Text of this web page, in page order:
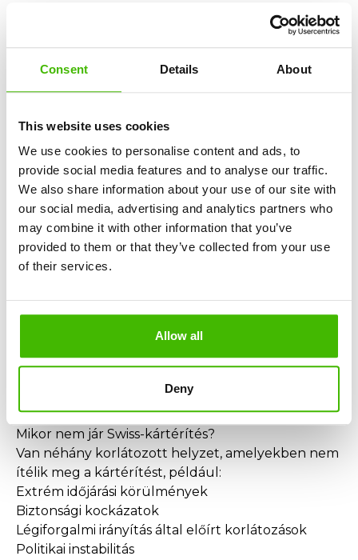
Consent Details About
This website uses cookies
We use cookies to personalise content and ads, to
provide social media features and to analyse our traffic.
We also share information about your use of our site with
our social media, advertising and analytics partners who
may combine it with other information that you’ve
provided to them or that they’ve collected from your use
of their services.
Allow all
Deny
Ha a Swiss megtagadja a fizetést, az AirClaim jogi
csapata mindent intéz, beleértve a jogi lépéseket
is. Nem fizet előre semmit. Nem szükséges jogi
ismeretekre, nem veszít időt.
járat?
Ha egy túlfoglalt Swiss-járat miatt maradt a földön,
törvényes joga van:
A jegy teljes visszatérítéséhez
Alternatív járathoz
Akár 600€ Swiss-kártérítéshez
Elmulasztott egy csatlakozó járatot Swiss-késés
Ha egy Swiss-járat késése miatt elmulasztotta a
csatlakozó járatát, igényelhet:
Kártérítést az egész utazásért
Átirányítást a végállomásra
Mikor nem jár Swiss-kártérítés?
Van néhány korlátozott helyzet, amelyekben nem
ítélik meg a kártérítést, például:
Extrém időjárási körülmények
Biztonsági kockázatok
Légiforgalmi irányítás által előírt korlátozások
Politikai instabilitás